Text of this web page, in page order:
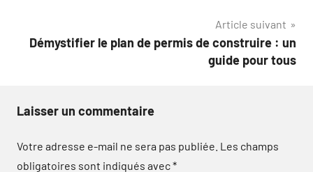
Article suivant
Démystifier le plan de permis de construire : un
guide pour tous
Laisser un commentaire
Votre adresse e-mail ne sera pas publiée. Les champs
obligatoires sont indiqués avec*